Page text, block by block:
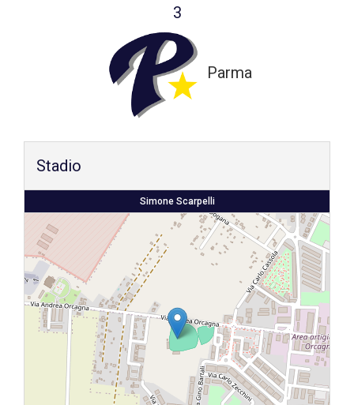
3
Parma
Stadio
Simone Scarpelli